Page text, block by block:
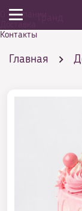
О компании
Контакты
Главная